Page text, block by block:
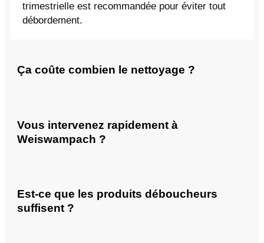
trimestrielle est recommandée pour éviter tout
débordement.
Ça coûte combien le nettoyage ?
Vous intervenez rapidement à
Weiswampach ?
Est-ce que les produits déboucheurs
suffisent ?